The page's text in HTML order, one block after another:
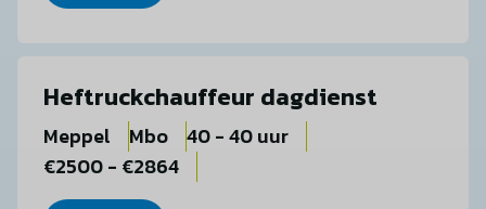
Heftruckchauffeur dagdienst
Meppel Mbo
40 - 40 uur
€2500 - €2864